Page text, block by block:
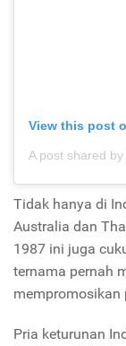
View this post
A post shared
Tidak hanya di
Australia dan
1987 ini juga
ternama pernah
mempromosikan
Pria keturunan